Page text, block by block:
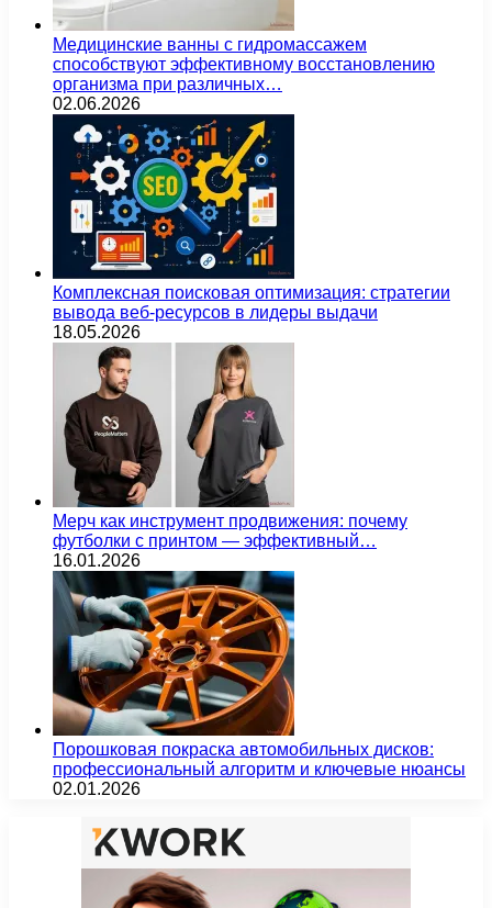
Медицинские ванны с гидромассажем
способствуют эффективному восстановлению
организма при различных…
02.06.2026
Комплексная поисковая оптимизация: стратегии
вывода веб-ресурсов в лидеры выдачи
18.05.2026
Мерч как инструмент продвижения: почему
футболки с принтом — эффективный…
16.01.2026
Порошковая покраска автомобильных дисков:
профессиональный алгоритм и ключевые нюансы
02.01.2026